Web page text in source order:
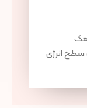
سطح انرژی